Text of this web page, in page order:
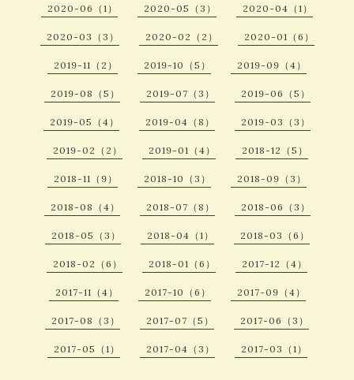
2020-06（1） 2020-05（3） 2020-04（1）
2020-03（3） 2020-02（2） 2020-01（6）
2019-11（2） 2019-10（5） 2019-09（4）
2019-08（5） 2019-07（3） 2019-06（5）
2019-05（4） 2019-04（8） 2019-03（3）
2019-02（2） 2019-01（4） 2018-12（5）
2018-11（9） 2018-10（3） 2018-09（3）
2018-08（4） 2018-07（8） 2018-06（3）
2018-05（3） 2018-04（1） 2018-03（6）
2018-02（6） 2018-01（6） 2017-12（4）
2017-11（4） 2017-10（6） 2017-09（4）
2017-08（3） 2017-07（5） 2017-06（3）
2017-05（1） 2017-04（3） 2017-03（1）